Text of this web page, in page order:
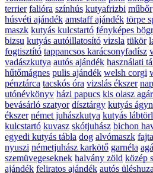
terrier falióra színhús kutyafrizbi műbőr
húsvéti ajándék amstaff ajándék törpe
maszk kutyás kulcstartó fényképes
bizsu kutyás autóillatosító vizsla tükör
fogtisztító tappancsos karácsonyfadísz
vadászkutya autós ajándék használati
hűtőmágnes pulis ajándék welsh corgi
pénztárca tacskós óra vizslás ékszer
utónévkönyv házi papucs kis olasz agár
bevásárló szatyor dísztárgy kutyás
ékszer német juhászkutya kutyás
kulcstartó kuvasz skótjuhász bichon
egyedi kutyás tábla dog alvómaszk
nyuszi németjuhász karkötő garnéla
szemüvegeseknek halvány zöld közép
ajándék feliratos ajándék autós